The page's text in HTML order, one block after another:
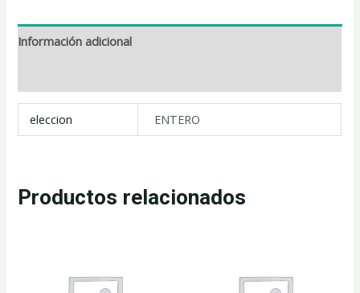
Información adicional
eleccion ENTERO
Productos relacionados